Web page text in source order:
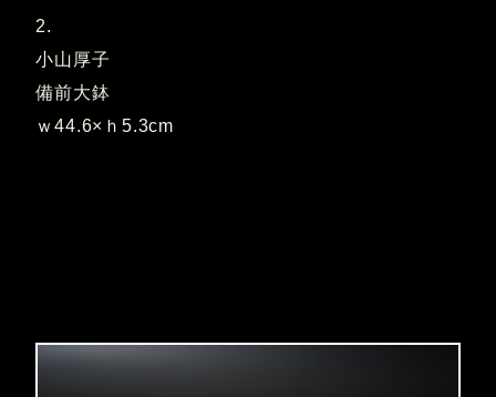
2.
小山厚子
備前大鉢
ｗ44.6×ｈ5.3cm